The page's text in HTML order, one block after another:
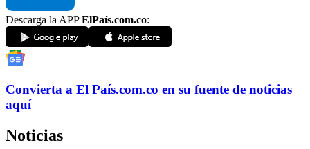
Descarga la APPElPaís.com.co:
Convierta a El País.com.co en su fuente de noticias
aquí
Noticias